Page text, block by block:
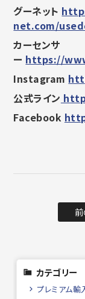
グーネット
net.com/
カーセンサ
ー https://
Instagram
公式ライン
Facebook
カテゴリー
プレミアム輸